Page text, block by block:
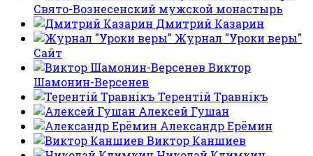
Свято-Вознесенский мужской монастырь
Дмитрий Казарин
Журнал "Уроки веры"
Сайт
Виктор
Шамонин-Версенев
Терентiй Травнiкъ
Алексей Гушан
Александр Ерёмин
Виктор Каншиев